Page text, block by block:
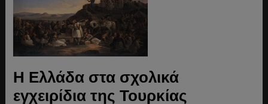
Η Ελλάδα στα σχολικά
εγχειρίδια της Τουρκίας